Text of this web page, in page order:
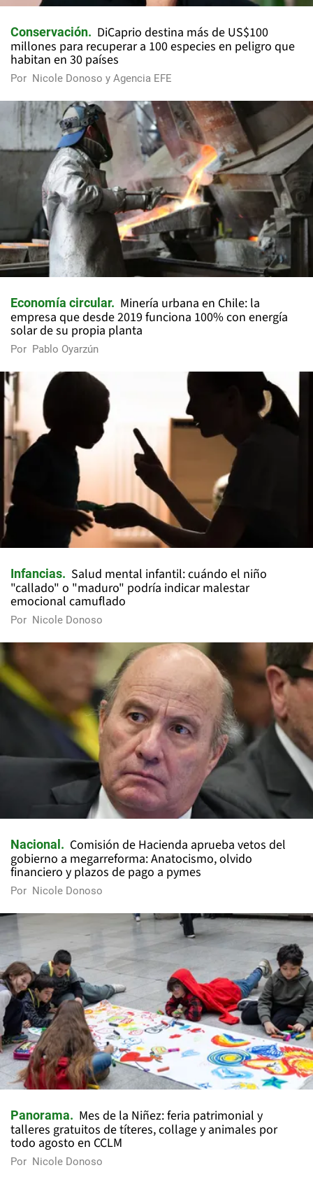
Conservación
DiCaprio destina más de US$100
millones para recuperar a 100 especies en peligro que
habitan en 30 países
Por Nicole Donoso y Agencia EFE
Economía circular
Minería urbana en Chile: la
empresa que desde 2019 funciona 100% con energía
solar de su propia planta
Por Pablo Oyarzún
Infancias
Salud mental infantil: cuándo el niño
"callado" o "maduro" podría indicar malestar
emocional camuflado
Por Nicole Donoso
Nacional
Comisión de Hacienda aprueba vetos del
gobierno a megarreforma: Anatocismo, olvido
financiero y plazos de pago a pymes
Por Nicole Donoso
Panorama
Mes de la Niñez: feria patrimonial y
talleres gratuitos de títeres, collage y animales por
todo agosto en CCLM
Por Nicole Donoso